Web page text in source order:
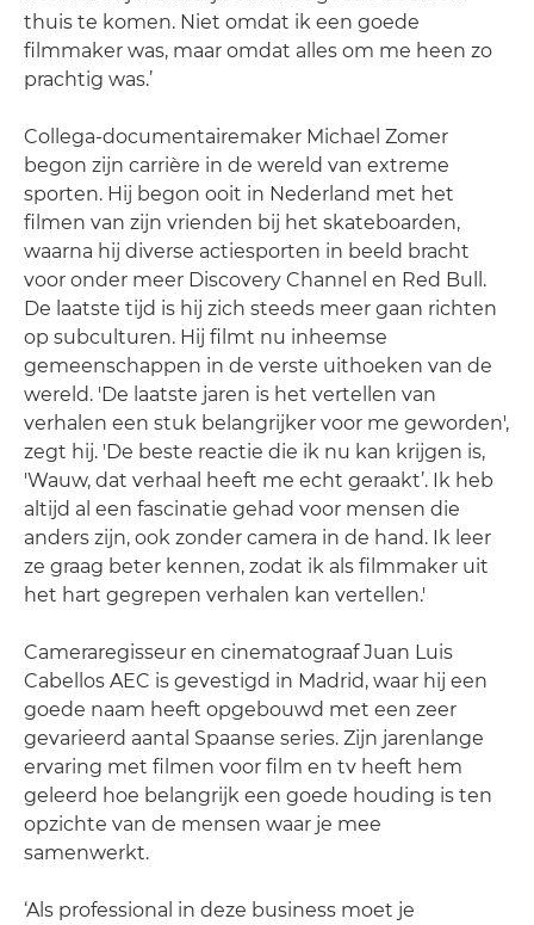
thuis te komen. Niet omdat ik een goede
filmmaker was, maar omdat alles om me heen zo
prachtig was.’
Collega-documentairemaker Michael Zomer
begon zijn carrière in de wereld van extreme
sporten. Hij begon ooit in Nederland met het
filmen van zijn vrienden bij het skateboarden,
waarna hij diverse actiesporten in beeld bracht
voor onder meer Discovery Channel en Red Bull.
De laatste tijd is hij zich steeds meer gaan richten
op subculturen. Hij filmt nu inheemse
gemeenschappen in de verste uithoeken van de
wereld. 'De laatste jaren is het vertellen van
verhalen een stuk belangrijker voor me geworden',
zegt hij. 'De beste reactie die ik nu kan krijgen is,
'Wauw, dat verhaal heeft me echt geraakt’. Ik heb
altijd al een fascinatie gehad voor mensen die
anders zijn, ook zonder camera in de hand. Ik leer
ze graag beter kennen, zodat ik als filmmaker uit
het hart gegrepen verhalen kan vertellen.'
Cameraregisseur en cinematograaf Juan Luis
Cabellos AEC is gevestigd in Madrid, waar hij een
goede naam heeft opgebouwd met een zeer
gevarieerd aantal Spaanse series. Zijn jarenlange
ervaring met filmen voor film en tv heeft hem
geleerd hoe belangrijk een goede houding is ten
opzichte van de mensen waar je mee
samenwerkt.
‘Als professional in deze business moet je